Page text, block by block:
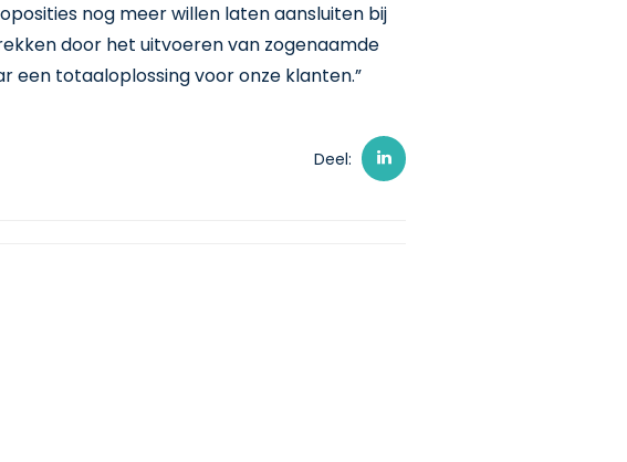
nog meer willen laten aansluiten bij
door het uitvoeren van zogenaamde
een totaaloplossing voor onze klanten.”
Deel: